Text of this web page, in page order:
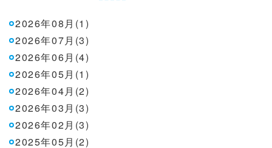
2026年08月(1)
2026年07月(3)
2026年06月(4)
2026年05月(1)
2026年04月(2)
2026年03月(3)
2026年02月(3)
2025年05月(2)